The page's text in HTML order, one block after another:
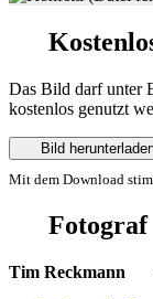
Das Bild darf unter
kostenlos genutzt
Bild
Mit dem Download
Fotograf
Tim Reckmann